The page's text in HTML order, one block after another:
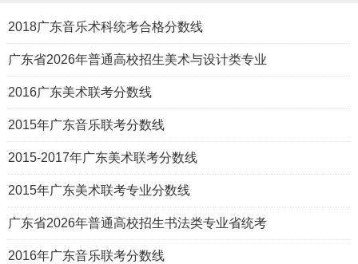
2018广东音乐术科统考合格分数线
广东省2026年普通高校招生美术与设计类专业
2016广东美术联考分数线
2015年广东音乐联考分数线
2015-2017年广东美术联考分数线
2015年广东美术联考专业分数线
广东省2026年普通高校招生书法类专业省统考
2016年广东音乐联考分数线